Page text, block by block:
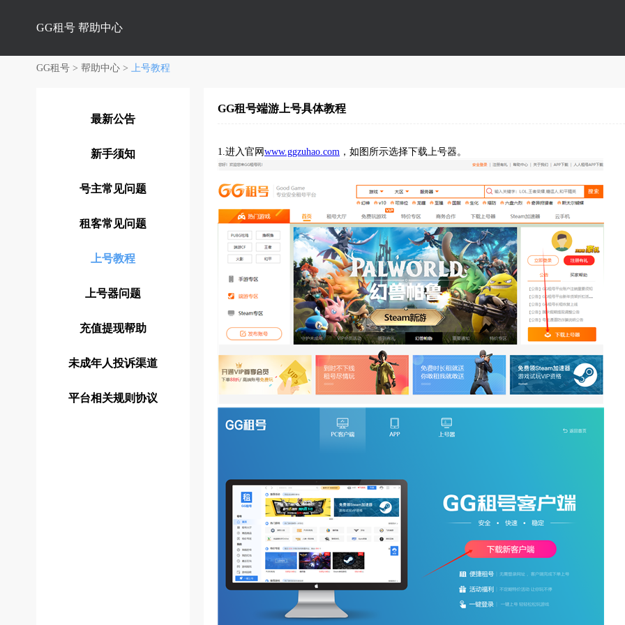
GG租号 帮助中心
GG租号 > 帮助中心 > 上号教程
最新公告
新手须知
号主常见问题
租客常见问题
上号教程
上号器问题
充值提现帮助
未成年人投诉渠道
平台相关规则协议
GG租号端游上号具体教程
1.进入官网 www.ggzuhao.com ，如图所示选择下载上号器。